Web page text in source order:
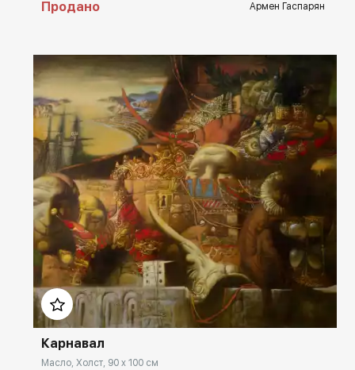
Продано Армен Гаспарян
Домен: rakovgallery.ru
Карнавал
Масло, Холст, 90 x 100 см